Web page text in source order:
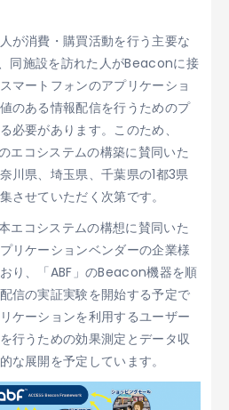
が消費・購買活動を行う主要な
同施設を訪れた人がBeaconに接
マートフォンのアプリケーショ
のある情報配信を行うためのプ
必要があります。このため、
エコシステムの構築に賛同いた
川県、埼玉県、千葉県の1都3県
させていただく次第です。
エコシステムの構想に賛同いた
リケーションベンダーの企業様
り、「ABF」のBeacon機器を順
信の実証実験を開始する予定で
ケーションを利用するユーザー
行うための効果測定とデータ収
な展開を予定しています。